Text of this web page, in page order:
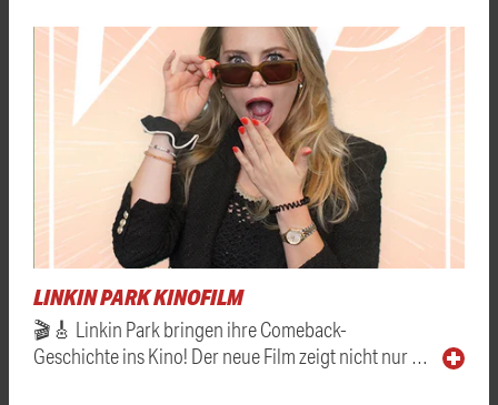
LINKIN PARK KINOFILM
🎬🎸 Linkin Park bringen ihre Comeback-
Geschichte ins Kino! Der neue Film zeigt nicht nur …